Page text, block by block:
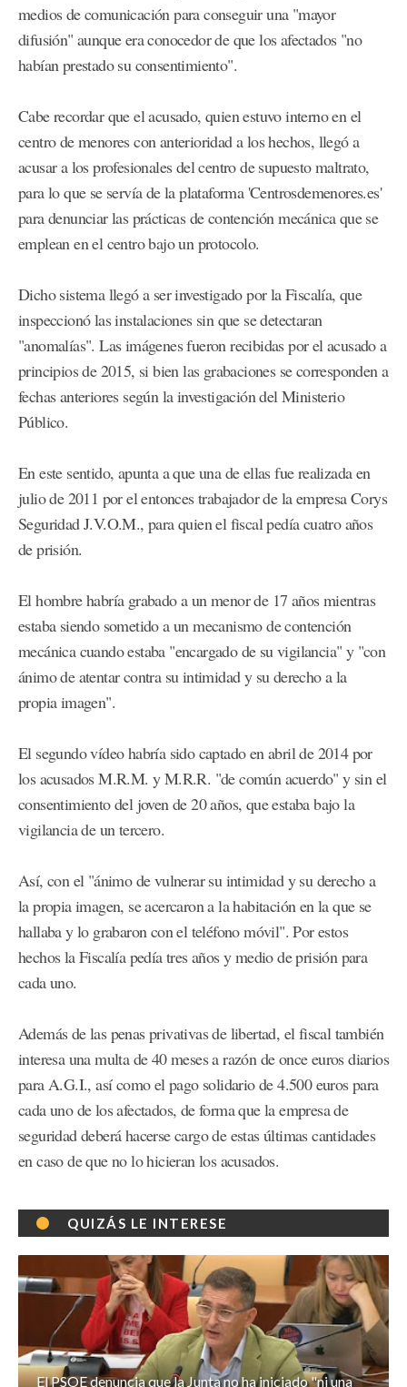
medios de comunicación para conseguir una "mayor
difusión" aunque era conocedor de que los afectados "no
habían prestado su consentimiento".
Cabe recordar que el acusado, quien estuvo interno en el
centro de menores con anterioridad a los hechos, llegó a
acusar a los profesionales del centro de supuesto maltrato,
para lo que se servía de la plataforma 'Centrosdemenores.es'
para denunciar las prácticas de contención mecánica que se
emplean en el centro bajo un protocolo.
Dicho sistema llegó a ser investigado por la Fiscalía, que
inspeccionó las instalaciones sin que se detectaran
"anomalías". Las imágenes fueron recibidas por el acusado a
principios de 2015, si bien las grabaciones se corresponden a
fechas anteriores según la investigación del Ministerio
Público.
En este sentido, apunta a que una de ellas fue realizada en
julio de 2011 por el entonces trabajador de la empresa Corys
Seguridad J.V.O.M., para quien el fiscal pedía cuatro años
de prisión.
El hombre habría grabado a un menor de 17 años mientras
estaba siendo sometido a un mecanismo de contención
mecánica cuando estaba "encargado de su vigilancia" y "con
ánimo de atentar contra su intimidad y su derecho a la
propia imagen".
El segundo vídeo habría sido captado en abril de 2014 por
los acusados M.R.M. y M.R.R. "de común acuerdo" y sin el
consentimiento del joven de 20 años, que estaba bajo la
vigilancia de un tercero.
Así, con el "ánimo de vulnerar su intimidad y su derecho a
la propia imagen, se acercaron a la habitación en la que se
hallaba y lo grabaron con el teléfono móvil". Por estos
hechos la Fiscalía pedía tres años y medio de prisión para
cada uno.
Además de las penas privativas de libertad, el fiscal también
interesa una multa de 40 meses a razón de once euros diarios
para A.G.I., así como el pago solidario de 4.500 euros para
cada uno de los afectados, de forma que la empresa de
seguridad deberá hacerse cargo de estas últimas cantidades
en caso de que no lo hicieran los acusados.
QUIZÁS LE INTERESE
El PSOE denuncia que la Junta no ha iniciado "ni una